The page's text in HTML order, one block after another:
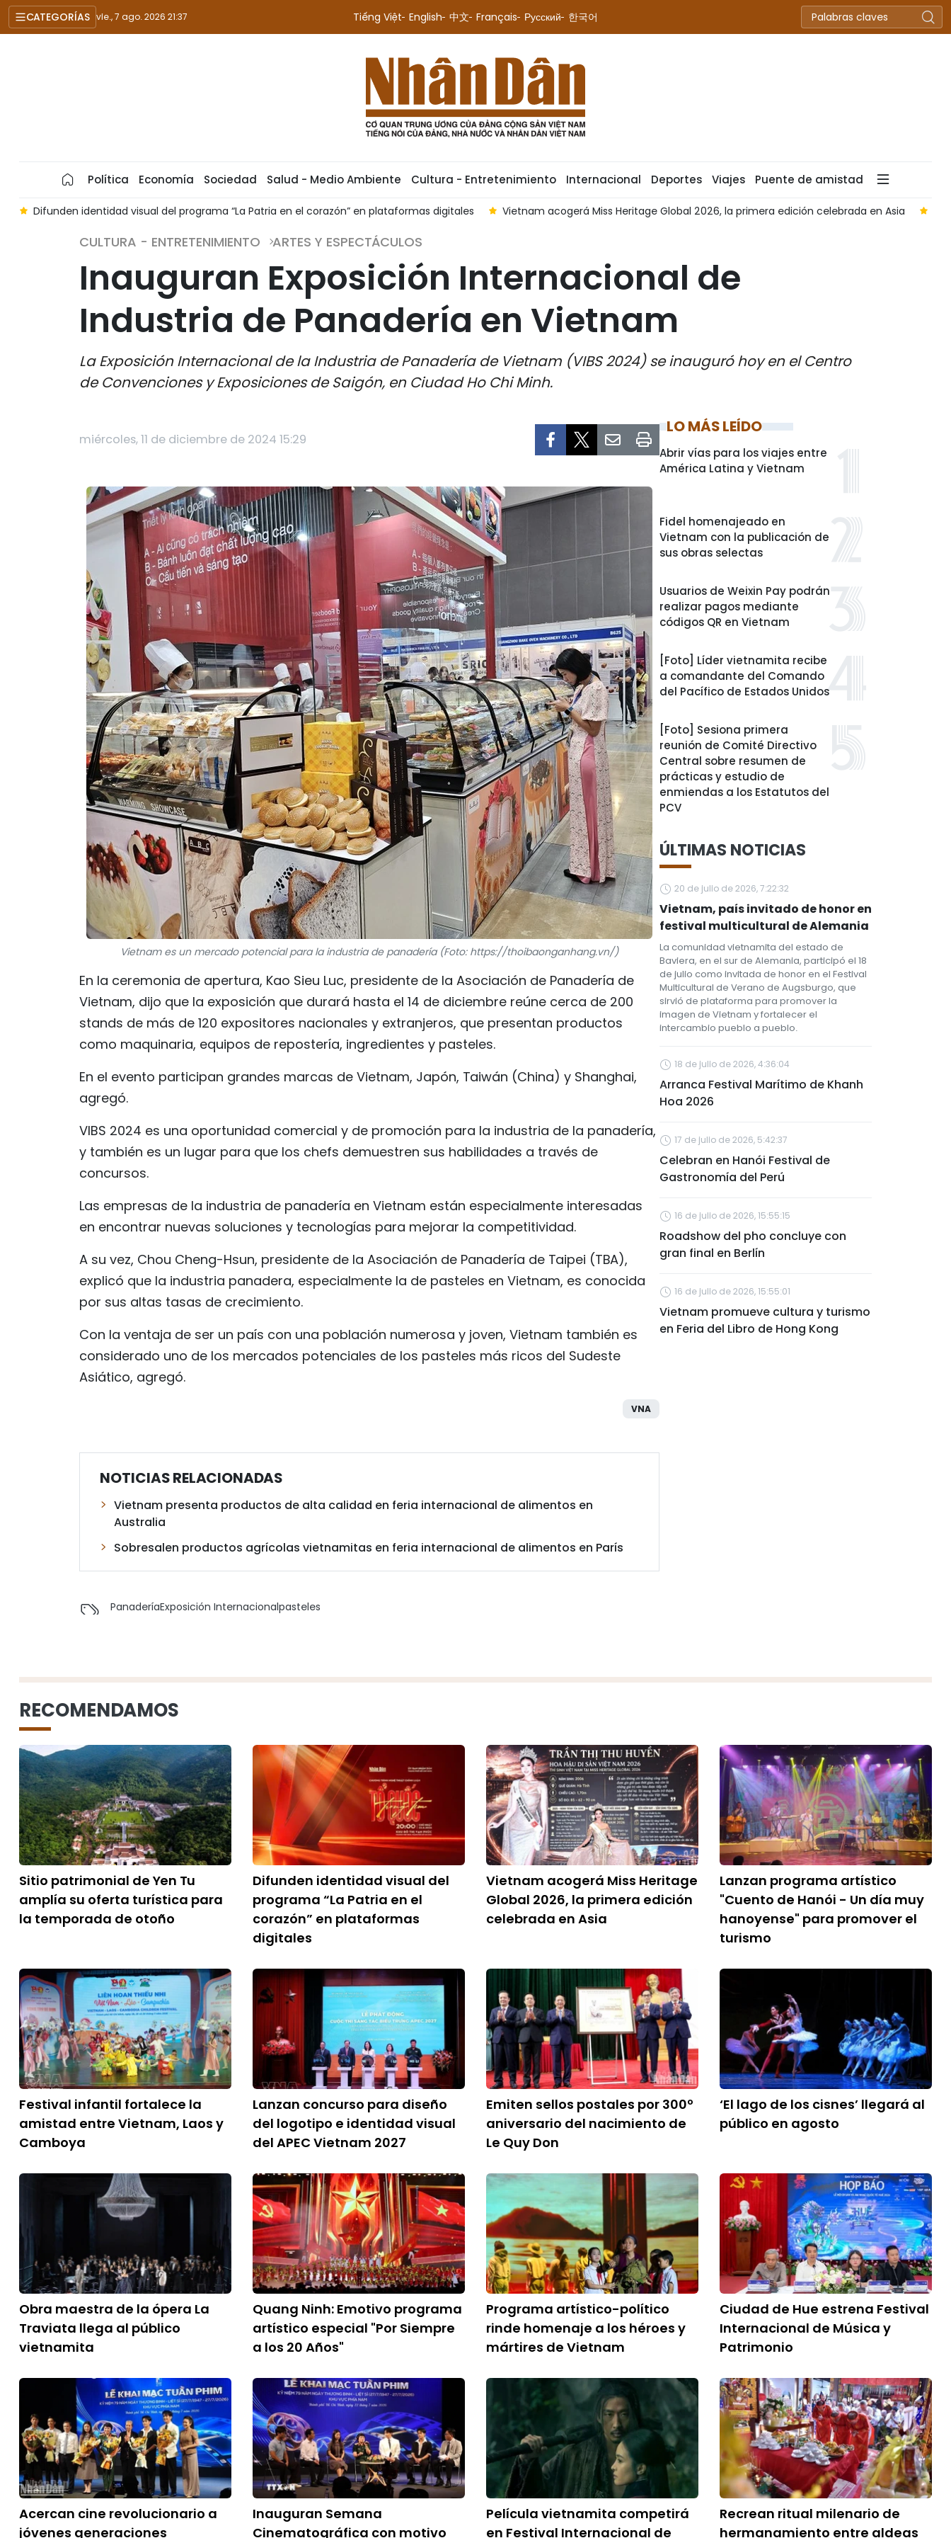
CATEGORÍAS vie., 7 ago. 2026 21:37 Tiếng Việt English 中文 Français Русский 한국어
Política Economía Sociedad Salud - Medio Ambiente Cultura - Entretenimiento Internacional Deportes Viajes Puente de amistad
Difunden identidad visual del programa “La Patria en el corazón” en plataformas digitales Vietnam acogerá Miss Heritage Global 2026, la primera edición celebrada en Asia
CULTURA - ENTRETENIMIENTO ARTES Y ESPECTÁCULOS
Inauguran Exposición Internacional de
Industria de Panadería en Vietnam
La Exposición Internacional de la Industria de Panadería de Vietnam (VIBS 2024) se inauguró hoy en el Centro
de Convenciones y Exposiciones de Saigón, en Ciudad Ho Chi Minh.
miércoles, 11 de diciembre de 2024 15:29
Vietnam es un mercado potencial para la industria de panadería (Foto: https://thoibaonganhang.vn/)
En la ceremonia de apertura, Kao Sieu Luc, presidente de la Asociación de Panadería de
Vietnam, dijo que la exposición que durará hasta el 14 de diciembre reúne cerca de 200
stands de más de 120 expositores nacionales y extranjeros, que presentan productos
como maquinaria, equipos de repostería, ingredientes y pasteles.
En el evento participan grandes marcas de Vietnam, Japón, Taiwán (China) y Shanghai,
agregó.
VIBS 2024 es una oportunidad comercial y de promoción para la industria de la panadería,
y también es un lugar para que los chefs demuestren sus habilidades a través de
concursos.
Las empresas de la industria de panadería en Vietnam están especialmente interesadas
en encontrar nuevas soluciones y tecnologías para mejorar la competitividad.
A su vez, Chou Cheng-Hsun, presidente de la Asociación de Panadería de Taipei (TBA),
explicó que la industria panadera, especialmente la de pasteles en Vietnam, es conocida
por sus altas tasas de crecimiento.
Con la ventaja de ser un país con una población numerosa y joven, Vietnam también es
considerado uno de los mercados potenciales de los pasteles más ricos del Sudeste
Asiático, agregó.
VNA
NOTICIAS RELACIONADAS
Vietnam presenta productos de alta calidad en feria internacional de alimentos en
Australia
Sobresalen productos agrícolas vietnamitas en feria internacional de alimentos en París
PanaderíaExposición Internacionalpasteles
LO MÁS LEÍDO
Abrir vías para los viajes entre
América Latina y Vietnam
Fidel homenajeado en
Vietnam con la publicación de
sus obras selectas
Usuarios de Weixin Pay podrán
realizar pagos mediante
códigos QR en Vietnam
[Foto] Líder vietnamita recibe
a comandante del Comando
del Pacífico de Estados Unidos
[Foto] Sesiona primera
reunión de Comité Directivo
Central sobre resumen de
prácticas y estudio de
enmiendas a los Estatutos del
PCV
ÚLTIMAS NOTICIAS
20 de julio de 2026, 7:22:32
Vietnam, país invitado de honor en
festival multicultural de Alemania
La comunidad vietnamita del estado de
Baviera, en el sur de Alemania, participó el 18
de julio como invitada de honor en el Festival
Multicultural de Verano de Augsburgo, que
sirvió de plataforma para promover la
imagen de Vietnam y fortalecer el
intercambio pueblo a pueblo.
18 de julio de 2026, 4:36:04
Arranca Festival Marítimo de Khanh
Hoa 2026
17 de julio de 2026, 5:42:37
Celebran en Hanói Festival de
Gastronomía del Perú
16 de julio de 2026, 15:55:15
Roadshow del pho concluye con
gran final en Berlín
16 de julio de 2026, 15:55:01
Vietnam promueve cultura y turismo
en Feria del Libro de Hong Kong
RECOMENDAMOS
Sitio patrimonial de Yen Tu
amplía su oferta turística para
la temporada de otoño
Difunden identidad visual del
programa “La Patria en el
corazón” en plataformas
digitales
Vietnam acogerá Miss Heritage
Global 2026, la primera edición
celebrada en Asia
Lanzan programa artístico
"Cuento de Hanói - Un día muy
hanoyense" para promover el
turismo
Festival infantil fortalece la
amistad entre Vietnam, Laos y
Camboya
Lanzan concurso para diseño
del logotipo e identidad visual
del APEC Vietnam 2027
Emiten sellos postales por 300º
aniversario del nacimiento de
Le Quy Don
‘El lago de los cisnes’ llegará al
público en agosto
Obra maestra de la ópera La
Traviata llega al público
vietnamita
Quang Ninh: Emotivo programa
artístico especial "Por Siempre
a los 20 Años"
Programa artístico-político
rinde homenaje a los héroes y
mártires de Vietnam
Ciudad de Hue estrena Festival
Internacional de Música y
Patrimonio
Acercan cine revolucionario a
jóvenes generaciones
Inauguran Semana
Cinematográfica con motivo
Película vietnamita competirá
en Festival Internacional de
Recrean ritual milenario de
hermanamiento entre aldeas